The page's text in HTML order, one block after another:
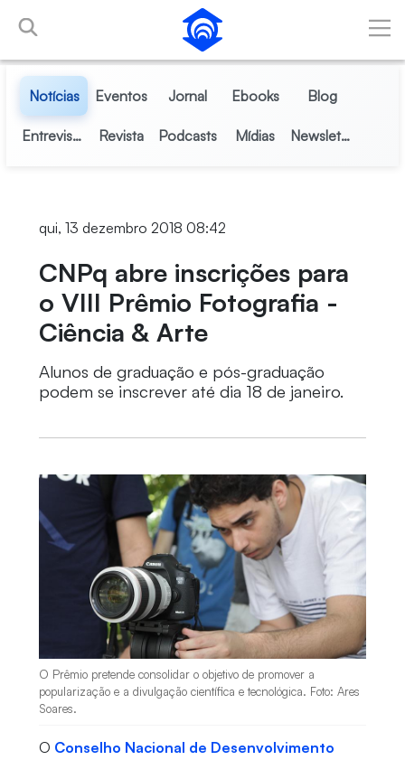
Pular para o Conteúdo principal
Notícias Eventos Jornal Ebooks Blog
Entrevistas Revista Podcasts Mídias Newsletter
qui, 13 dezembro 2018 08:42
CNPq abre inscrições para
o VIII Prêmio Fotografia -
Ciência & Arte
Alunos de graduação e pós-graduação
podem se inscrever até dia 18 de janeiro.
O Prêmio pretende consolidar o objetivo de promover a
popularização e a divulgação científica e tecnológica. Foto: Ares
Soares.
O Conselho Nacional de Desenvolvimento